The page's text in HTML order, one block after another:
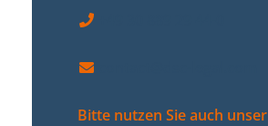
Bitte nutzen Sie auch unser